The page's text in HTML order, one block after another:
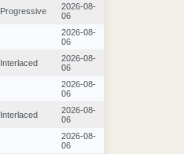
Progressive
2026-08-
06
2026-08-
06
Interlaced
2026-08-
06
2026-08-
06
Interlaced
2026-08-
06
2026-08-
06